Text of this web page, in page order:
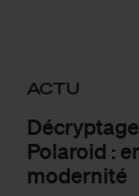
ACTU
Polaroid :
modernité